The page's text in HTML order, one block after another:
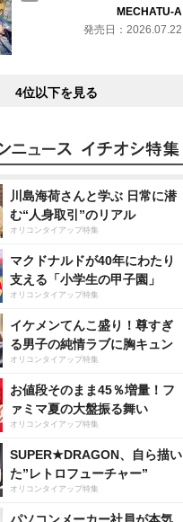
MECHATU-A
発売日：2026.07.22
4位以下を見る
川島海荷さんと学ぶ 日常に潜
む“人身取引”のリアル
オリコンタイアップ特集
マクドナルドが40年にわたり
支える「小学生の甲子園」
オリコンタイアップ特集
イケメンてんこ盛り！尊すぎ
る男子の純情ラブに胸キュン
オリコンタイアップ特集
お値段そのまま45％増量！フ
ァミマ夏の大盤振る舞い
オリコンタイアップ特集
SUPER★DRAGON、自ら描い
た”レトロフューチャー”
オリコンタイアップ特集